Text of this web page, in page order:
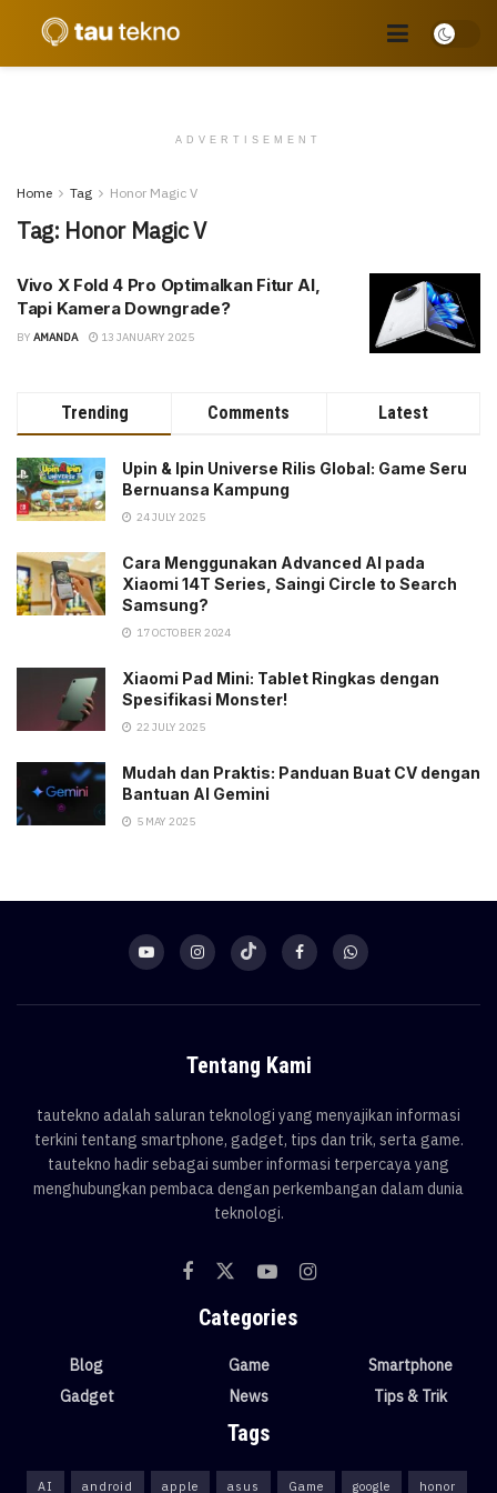
ADVERTISEMENT
Home Tag Honor Magic V
Tag: Honor Magic V
Vivo X Fold 4 Pro Optimalkan Fitur AI,
Tapi Kamera Downgrade?
BY AMANDA 13 JANUARY 2025
Trending Comments Latest
Upin & Ipin Universe Rilis Global: Game Seru
Bernuansa Kampung
24 JULY 2025
Cara Menggunakan Advanced AI pada
Xiaomi 14T Series, Saingi Circle to Search
Samsung?
17 OCTOBER 2024
Xiaomi Pad Mini: Tablet Ringkas dengan
Spesifikasi Monster!
22 JULY 2025
Mudah dan Praktis: Panduan Buat CV dengan
Bantuan AI Gemini
5 MAY 2025
Tentang Kami
tautekno adalah saluran teknologi yang menyajikan informasi
terkini tentang smartphone, gadget, tips dan trik, serta game.
tautekno hadir sebagai sumber informasi terpercaya yang
menghubungkan pembaca dengan perkembangan dalam dunia
teknologi.
Categories
Blog
Gadget
Game
News
Smartphone
Tips & Trik
Tags
AI android apple asus Game google honor